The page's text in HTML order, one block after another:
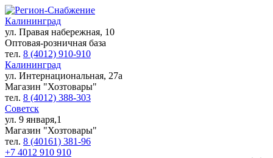
Калининград
ул. Правая набережная, 10
Оптовая-розничная база
тел. 8 (4012) 910-910
Калининград
ул. Интернациональная, 27а
Магазин "Хозтовары"
тел. 8 (4012) 388-303
Советск
ул. 9 января,1
Магазин "Хозтовары"
тел. 8 (40161) 381-96
+7 4012 910 910